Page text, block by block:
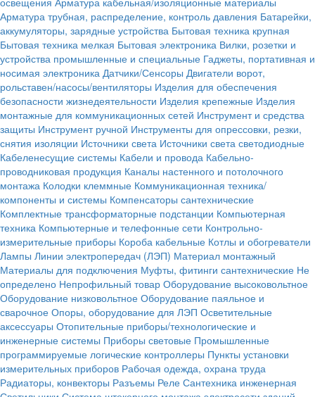
Арматура трубная, распределение, контроль давления Батарейки,
аккумуляторы, зарядные устройства Бытовая техника крупная
Бытовая техника мелкая Бытовая электроника Вилки, розетки и
устройства промышленные и специальные Гаджеты, портативная и
носимая электроника Датчики/Сенсоры Двигатели ворот,
рольставен/насосы/вентиляторы Изделия для обеспечения
безопасности жизнедеятельности Изделия крепежные Изделия
монтажные для коммуникационных сетей Инструмент и средства
защиты Инструмент ручной Инструменты для опрессовки, резки,
снятия изоляции Источники света Источники света светодиодные
Кабеленесущие системы Кабели и провода Кабельно-
проводниковая продукция Каналы настенного и потолочного
монтажа Колодки клеммные Коммуникационная техника/
компоненты и системы Компенсаторы сантехнические
Комплектные трансформаторные подстанции Компьютерная
техника Компьютерные и телефонные сети Контрольно-
измерительные приборы Короба кабельные Котлы и обогреватели
Лампы Линии электропередач (ЛЭП) Материал монтажный
Материалы для подключения Муфты, фитинги сантехнические Не
определено Непрофильный товар Оборудование высоковольтное
Оборудование низковольтное Оборудование паяльное и
сварочное Опоры, оборудование для ЛЭП Осветительные
аксессуары Отопительные приборы/технологические и
инженерные системы Приборы световые Промышленные
программируемые логические контроллеры Пункты установки
измерительных приборов Рабочая одежда, охрана труда
Радиаторы, конвекторы Разъемы Реле Сантехника инженерная